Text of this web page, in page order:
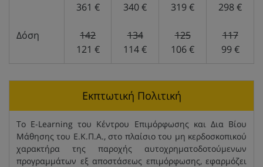
361 €
340 €
319 €
298 €
Δόση
142
121 €
134
114 €
125
106 €
117
99 €
Εκπτωτική Πολιτική
Το E-Learning του Κέντρου Επιμόρφωσης και Δια Βίου
Μάθησης του Ε.Κ.Π.Α., στο πλαίσιο του μη κερδοσκοπικού
χαρακτήρα της παροχής αυτοχρηματοδοτούμενων
προγραμμάτων εξ αποστάσεως επιμόρφωσης, εφαρμόζει